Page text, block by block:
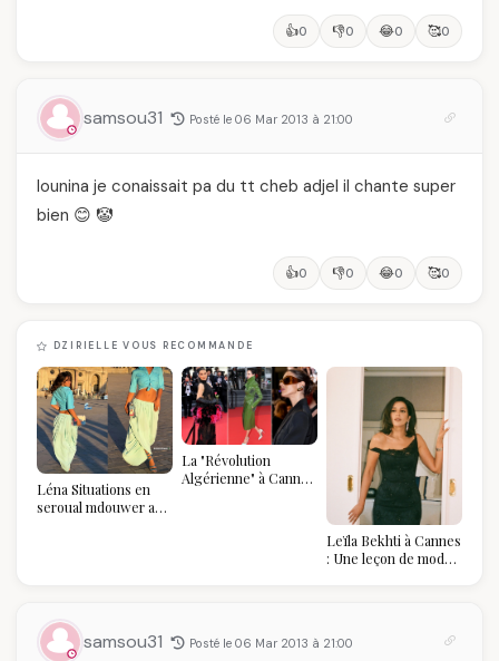
👍0 👎0 😂0 🥰0
samsou31 Posté le 06 Mar 2013 à 21:00
lounina je conaissait pa du tt cheb adjel il chante super
bien 😊 🤡
👍0 👎0 😂0 🥰0
DZIRIELLE VOUS RECOMMANDE
Léna Situations en
seroual mdouwer au
La "Révolution
Algérienne" à Cannes
Leïla Bekhti à Cannes
: Une leçon de mode
samsou31 Posté le 06 Mar 2013 à 21:00